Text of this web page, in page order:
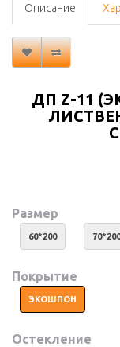
Описание
ДП Z-11
Размер
60*200 70*200
Покрытие
ЭКОШПОН
Остекление